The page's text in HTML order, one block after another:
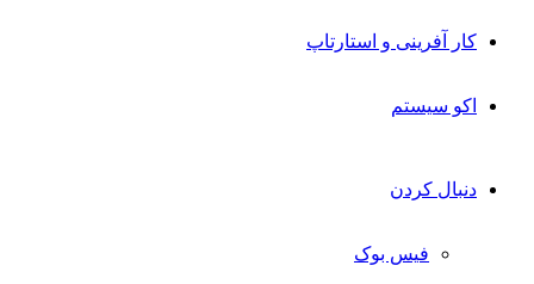
کار آفرینی و استارتاپ
اکو سیستم
دنبال کردن
فیس بوک